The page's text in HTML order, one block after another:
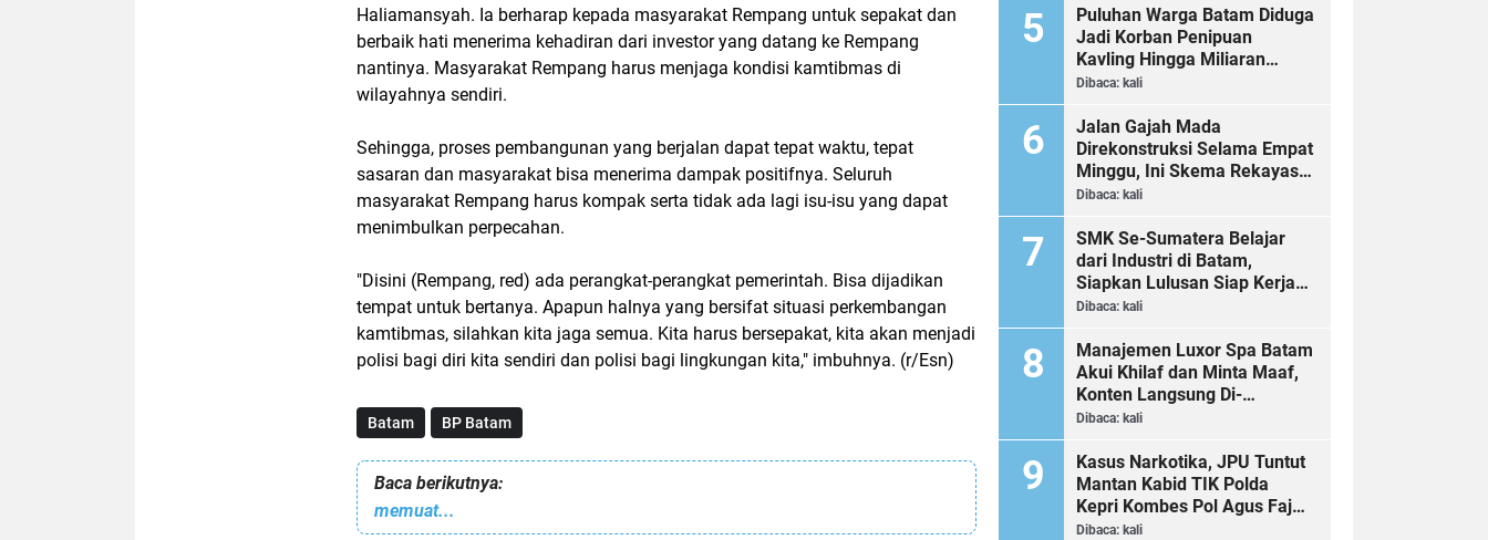
Haliamansyah. Ia berharap kepada masyarakat Rempang untuk sepakat dan
berbaik hati menerima kehadiran dari investor yang datang ke Rempang
nantinya. Masyarakat Rempang harus menjaga kondisi kamtibmas di
wilayahnya sendiri.
Sehingga, proses pembangunan yang berjalan dapat tepat waktu, tepat
sasaran dan masyarakat bisa menerima dampak positifnya. Seluruh
masyarakat Rempang harus kompak serta tidak ada lagi isu-isu yang dapat
menimbulkan perpecahan.
"Disini (Rempang, red) ada perangkat-perangkat pemerintah. Bisa dijadikan
tempat untuk bertanya. Apapun halnya yang bersifat situasi perkembangan
kamtibmas, silahkan kita jaga semua. Kita harus bersepakat, kita akan menjadi
polisi bagi diri kita sendiri dan polisi bagi lingkungan kita," imbuhnya. (r/Esn)
Batam BP Batam
Baca berikutnya:
memuat...
Puluhan Warga Batam Diduga
Jadi Korban Penipuan
Kavling Hingga Miliaran
Rupiah, Laporan ke Polda
Dibaca: kali
Jalan Gajah Mada
Direkonstruksi Selama Empat
Minggu, Ini Skema Rekayasa
Lalu Lintasnya
Dibaca: kali
SMK Se-Sumatera Belajar
dari Industri di Batam,
Siapkan Lulusan Siap Kerja
Era Digital
Dibaca: kali
Manajemen Luxor Spa Batam
Akui Khilaf dan Minta Maaf,
Konten Langsung Di-
Takedown
Dibaca: kali
Kasus Narkotika, JPU Tuntut
Mantan Kabid TIK Polda
Kepri Kombes Pol Agus Fajar
Sutrisno 2 Tahun 6 Bulan
Dibaca: kali